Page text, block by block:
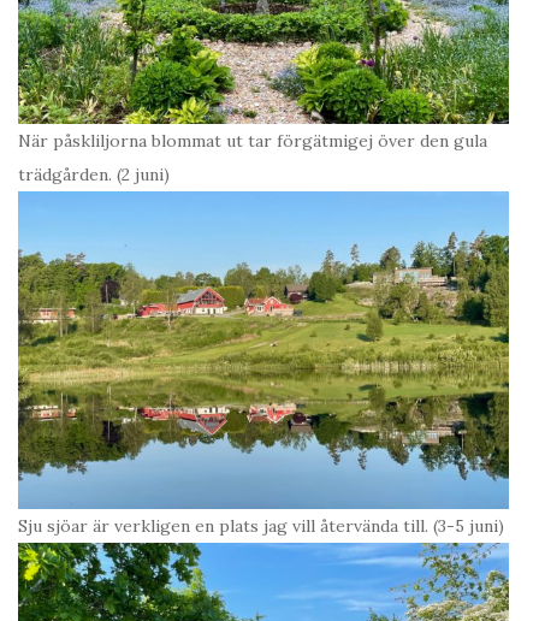
När påskliljorna blommat ut tar förgätmigej över den gula
trädgården. (2 juni)
Sju sjöar är verkligen en plats jag vill återvända till. (3-5 juni)